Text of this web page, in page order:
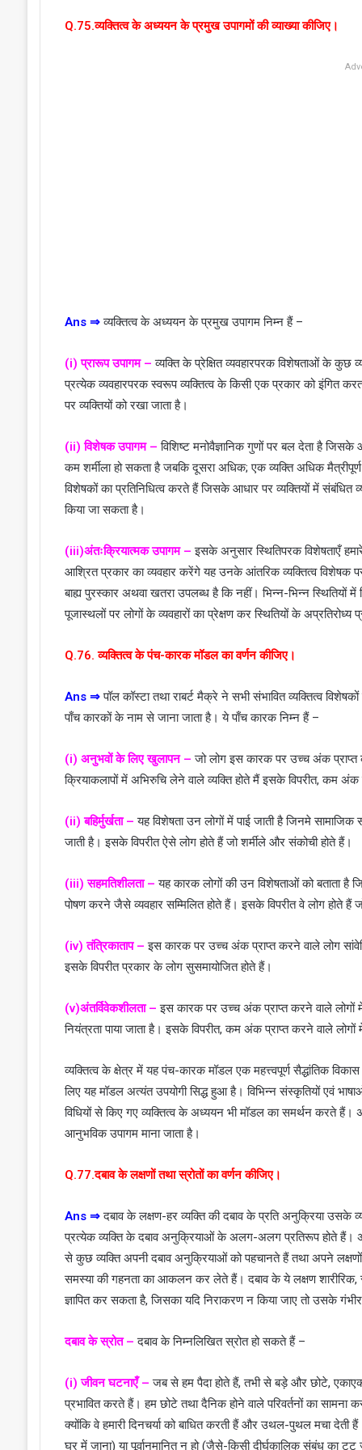
Q.75.व्यक्तित्व के अध्ययन के प्रमुख उपागमों की व्याख्या कीजिए।
Ans ⇒ व्यक्तित्व के अध्ययन के प्रमुख उपागम निम्न हैं –
(i) प्रारूप उपागम – व्यक्ति के प्रेक्षित व्यवहारपरक विशेषताओं के कुछ
प्रत्येक व्यवहारपरक स्वरूप व्यक्तित्व के किसी एक प्रकार को इंगित
पर व्यक्तियों को रखा जाता है।
(ii) विशेषक उपागम – विशिष्ट मनोवैज्ञानिक गुणों पर बल देता है
कम शर्मीला हो सकता है जबकि दूसरा अधिक; एक व्यक्ति अधिक
विशेषकों का प्रतिनिधित्व करते हैं जिसके आधार पर व्यक्तियों में संबंधित
किया जा सकता है।
(iii)अंतःक्रियात्मक उपागम – इसके अनुसार स्थितिपरक विशेषताएँ हमारे
आश्रित प्रकार का व्यवहार करेंगे यह उनके आंतरिक व्यक्तित्व विशेषक पर
बाह्य पुरस्कार अथवा खतरा उपलब्ध है कि नहीं। भिन्न-भिन्न स्थितियों
पूजास्थलों पर लोगों के व्यवहारों का प्रेक्षण कर स्थितियों के
Q.76. व्यक्तित्व के पंच-कारक मॉडल का वर्णन कीजिए।
Ans ⇒ पॉल कॉस्टा तथा राबर्ट मैक्रे ने सभी संभावित व्यक्तित्व
पाँच कारकों के नाम से जाना जाता है। ये पाँच कारक निम्न हैं –
(i) अनुभवों के लिए खुलापन – जो लोग इस कारक पर उच्च अंक प्राप्त
क्रियाकलापों में अभिरुचि लेने वाले व्यक्ति होते मैं इसके विपरीत, कम अंक
(ii) बहिर्मुर्खता – यह विशेषता उन लोगों में पाई जाती है जिनमे
जाती है। इसके विपरीत ऐसे लोग होते हैं जो शर्मीले और संकोची होते हैं।
(iii) सहमतिशीलता – यह कारक लोगों की उन विशेषताओं को बताता है
पोषण करने जैसे व्यवहार सम्मिलित होते हैं। इसके विपरीत वे लोग
(iv) तंत्रिकाताप – इस कारक पर उच्च अंक प्राप्त करने वाले लोग
इसके विपरीत प्रकार के लोग सुसमायोजित होते हैं।
(v)अंतर्विवेकशीलता – इस कारक पर उच्च अंक प्राप्त करने वाले लोगों में
नियंत्रता पाया जाता है। इसके विपरीत, कम अंक प्राप्त करने वाले लोगों
व्यक्तित्व के क्षेत्र में यह पंच-कारक मॉडल एक महत्त्वपूर्ण सैद्धांतिक
लिए यह मॉडल अत्यंत उपयोगी सिद्ध हुआ है। विभिन्न संस्कृतियों एवं
विधियों से किए गए व्यक्तित्व के अध्ययन भी मॉडल का समर्थन करते
आनुभविक उपागम माना जाता है।
Q.77.दबाव के लक्षणों तथा स्रोतों का वर्णन कीजिए।
Ans ⇒ दबाव के लक्षण-हर व्यक्ति की दबाव के प्रति अनुक्रिया उसके
प्रत्येक व्यक्ति के दबाव अनुक्रियाओं के अलग-अलग प्रतिरूप होते हैं।
से कुछ व्यक्ति अपनी दबाव अनुक्रियाओं को पहचानते हैं तथा अपने
समस्या की गहनता का आकलन कर लेते हैं। दबाव के ये लक्षण शारीरिक,
ज्ञापित कर सकता है, जिसका यदि निराकरण न किया जाए तो उसके
दबाव के स्रोत – दबाव के निम्नलिखित स्रोत हो सकते हैं –
(i) जीवन घटनाएँ – जब से हम पैदा होते हैं, तभी से बड़े और छोटे, एकाएक
प्रभावित करते हैं। हम छोटे तथा दैनिक होने वाले परिवर्तनों का सामना
क्योंकि वे हमारी दिनचर्या को बाधित करती हैं और उथल-पुथल मचा
घर में जाना) या पूर्वानुमानित न हो (जैसे-किसी दीर्घकालिक संबंध का